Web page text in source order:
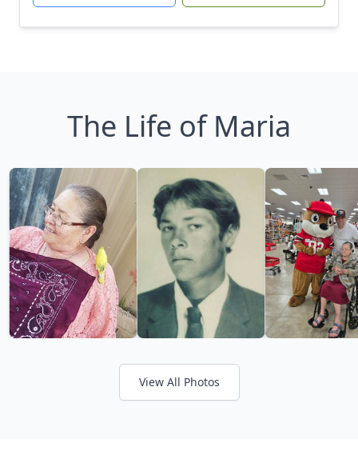
The Life of Maria
View All Photos